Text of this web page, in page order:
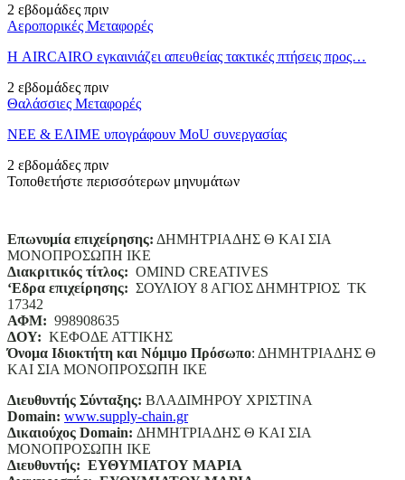
2 εβδομάδες πριν
Αεροπορικές Μεταφορές
Η AIRCAIRO εγκαινιάζει απευθείας τακτικές πτήσεις προς…
2 εβδομάδες πριν
Θαλάσσιες Μεταφορές
ΝΕΕ & ΕΛΙΜΕ υπογράφουν MoU συνεργασίας
2 εβδομάδες πριν
Τοποθετήστε περισσότερων μηνυμάτων
Επωνυμία επιχείρησης: ΔΗΜΗΤΡΙΑΔΗΣ Θ ΚΑΙ ΣΙΑ
ΜΟΝΟΠΡΟΣΩΠΗ ΙΚΕ
Διακριτικός τίτλος: ΟΜΙΝD CREATIVES
‘Eδρα επιχείρησης: ΣΟΥΛΙΟΥ 8 ΑΓΙΟΣ ΔΗΜΗΤΡΙΟΣ ΤΚ
17342
ΑΦΜ: 998908635
ΔΟΥ: ΚΕΦΟΔΕ ΑΤΤΙΚΗΣ
Όνομα Ιδιοκτήτη και Νόμιμο Πρόσωπο: ΔΗΜΗΤΡΙΑΔΗΣ Θ
ΚΑΙ ΣΙΑ ΜΟΝΟΠΡΟΣΩΠΗ ΙΚΕ
Διευθυντής Σύνταξης: ΒΛΑΔΙΜΗΡΟΥ ΧΡΙΣΤΙΝΑ
Domain: www.supply-chain.gr
Δικαιούχος Domain: ΔΗΜΗΤΡΙΑΔΗΣ Θ ΚΑΙ ΣΙΑ
ΜΟΝΟΠΡΟΣΩΠΗ ΙΚΕ
Διευθυντής: ΕΥΘΥΜΙΑΤΟΥ ΜΑΡΙΑ